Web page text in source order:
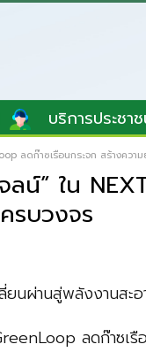
บริการประชา
ลดก๊าซเรือนกระจก สร้างควา
น์” ใน
รบวงจร
ยนผ่านสู่พลังงานส
ลดก๊าซเรื